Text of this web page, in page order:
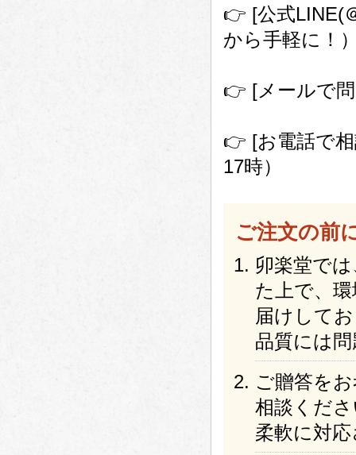
👉 [公式LINE(
から手軽に！
👉 [メールで
👉 [お電話で
17時）
ご注文の前
卯楽堂で
た上で、
届けして
品質には
ご贈答を
相談くだ
柔軟に対